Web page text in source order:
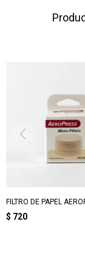
FILTRO DE PAPEL
$ 720